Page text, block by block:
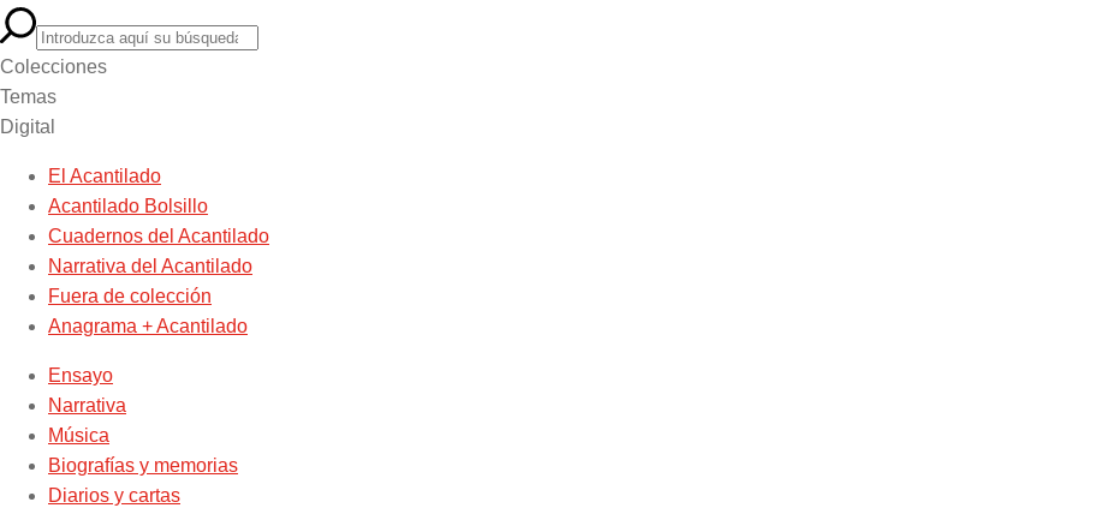
Colecciones
Temas
Digital
El Acantilado
Acantilado Bolsillo
Cuadernos del Acantilado
Narrativa del Acantilado
Fuera de colección
Anagrama + Acantilado
Ensayo
Narrativa
Música
Biografías y memorias
Diarios y cartas